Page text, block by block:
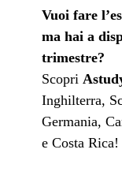
Vuoi fare
ma hai a
trimestre?
Scopri
Inghilterra,
Germania,
e Costa Rica!